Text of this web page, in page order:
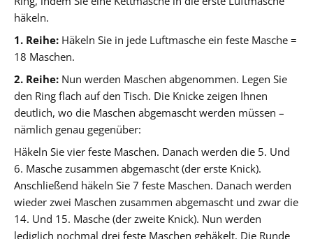
häkeln.
1. Reihe: Häkeln Sie in jede Luftmasche ein feste Masche =
18 Maschen.
2. Reihe: Nun werden Maschen abgenommen. Legen Sie
den Ring flach auf den Tisch. Die Knicke zeigen Ihnen
deutlich, wo die Maschen abgemascht werden müssen –
nämlich genau gegenüber:
Häkeln Sie vier feste Maschen. Danach werden die 5. Und
6. Masche zusammen abgemascht (der erste Knick).
Anschließend häkeln Sie 7 feste Maschen. Danach werden
wieder zwei Maschen zusammen abgemascht und zwar die
14. Und 15. Masche (der zweite Knick). Nun werden
lediglich nochmal drei feste Maschen gehäkelt. Die Runde